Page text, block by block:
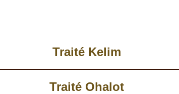
Traité Kelim
Traité Ohalot